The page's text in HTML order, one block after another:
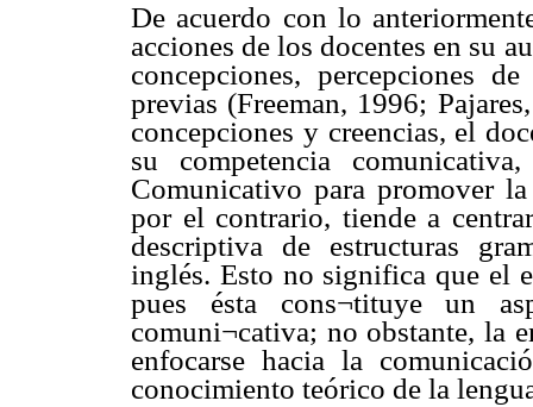
De acuerdo con lo
acciones de los docentes en su
concepciones, percepciones
previas (Freeman, 1996;
concepciones y creencias, el
su competencia
Comunicativo para promover
por el contrario, tiende a
descriptiva de estructuras
inglés. Esto no significa que el
pues ésta cons¬tituye un
comuni¬cativa; no obstante, la
enfocarse hacia la
conocimiento teórico de la